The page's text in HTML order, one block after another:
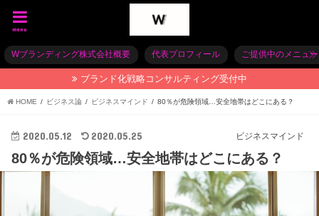
menu
Wブランディング株式会社概要 代表プロフィール ご提供中のメニュー
ブランド化戦略コンサルティング受付中
HOME ビジネス論 ビジネスマインド 80％が危険領域…安全地帯はどこにある？
ビジネスマインド
2020.05.12 2020.05.25
80％が危険領域…安全地帯はどこにある？